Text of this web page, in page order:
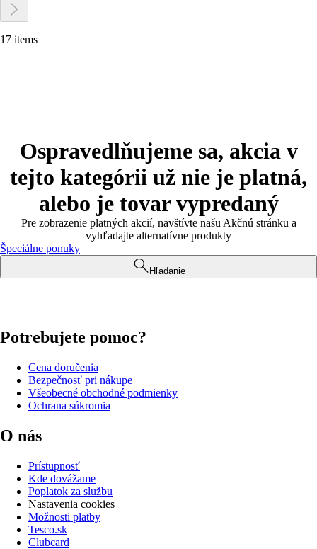
17 items
Ospravedlňujeme sa, akcia v
tejto kategórii už nie je platná,
alebo je tovar vypredaný
Pre zobrazenie platných akcií, navštívte našu Akčnú stránku a
vyhľadajte alternatívne produkty
Špeciálne ponuky
Hľadanie
Potrebujete pomoc?
Cena doručenia
Bezpečnosť pri nákupe
Všeobecné obchodné podmienky
Ochrana súkromia
O nás
Prístupnosť
Kde dovážame
Poplatok za službu
Nastavenia cookies
Možnosti platby
Tesco.sk
Clubcard